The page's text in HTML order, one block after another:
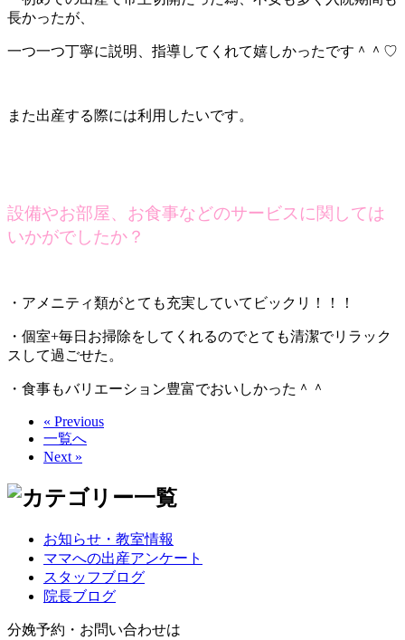
長かったが、
一つ一つ丁寧に説明、指導してくれて嬉しかったです＾＾♡
また出産する際には利用したいです。
設備やお部屋、お食事などのサービスに関しては
いかがでしたか？
・アメニティ類がとても充実していてビックリ！！！
・個室+毎日お掃除をしてくれるのでとても清潔でリラック
スして過ごせた。
・食事もバリエーション豊富でおいしかった＾＾
« Previous
一覧へ
Next »
お知らせ・教室情報
ママへの出産アンケート
スタッフブログ
院長ブログ
分娩予約・お問い合わせは